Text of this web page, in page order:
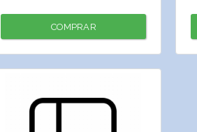
COMPRAR